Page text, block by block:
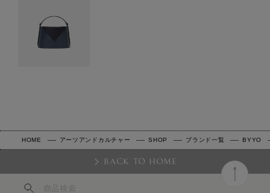
HOME アーツアンドカルチャー SHOP ブランド一覧 BYYO
BACK TO HOME